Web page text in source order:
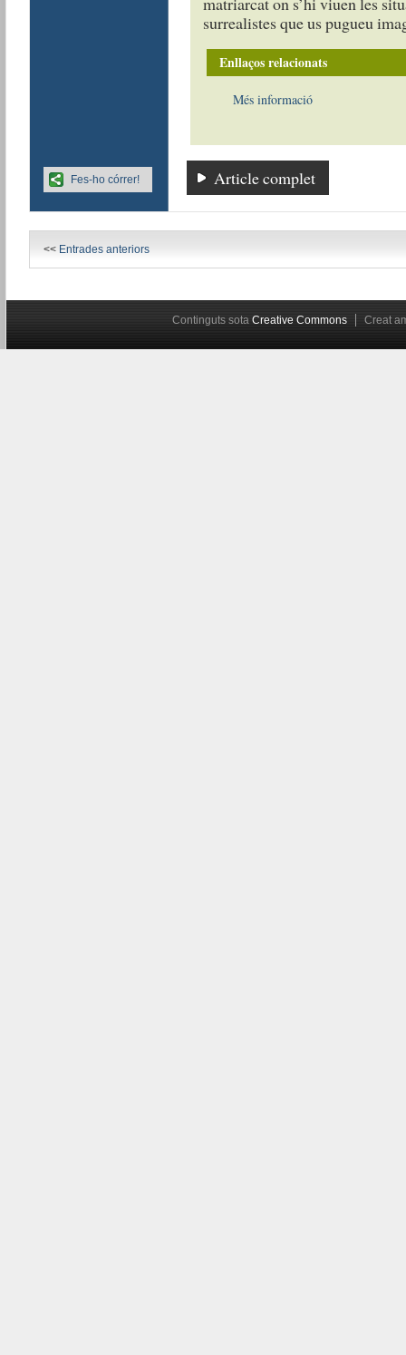
surrealistes que us pugueu
Enllaços relacionats
Més informació
Article complet
Fes-ho córrer!
<< Entrades anteriors
Continguts sota Creative Commons Creat